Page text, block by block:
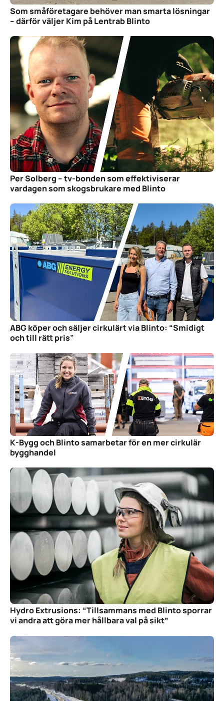
Som småföretagare behöver man smarta lösningar
– därför väljer Kim på Lentrab Blinto
Per Solberg – tv-bonden som effektiviserar
vardagen som skogsbrukare med Blinto
ABG köper och säljer cirkulärt via Blinto: “Smidigt
och till rätt pris”
K-Bygg och Blinto samarbetar för en mer cirkulär
bygghandel
Hydro Extrusions: “Tillsammans med Blinto sporrar
vi andra att göra mer hållbara val på sikt”